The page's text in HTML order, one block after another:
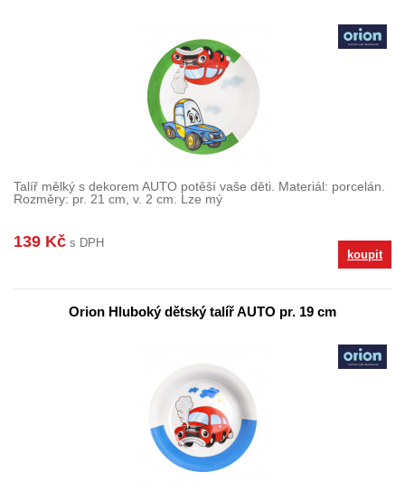
Talíř mělký s dekorem AUTO potěší vaše děti. Materiál: porcelán.
Rozměry: pr. 21 cm, v. 2 cm. Lze mý
139 Kč s DPH
koupit
Orion Hluboký dětský talíř AUTO pr. 19 cm